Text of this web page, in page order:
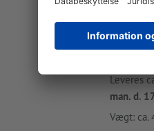
Leveres
man. d.
Vægt: ca.